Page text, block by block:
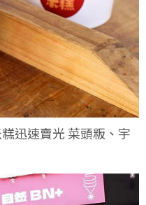
光 菜頭粄、宇